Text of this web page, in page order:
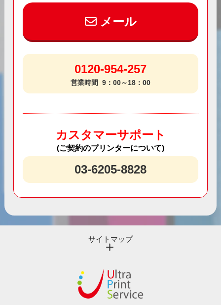
メール
0120-954-257
営業時間 9：00～18：00
カスタマーサポート
(ご契約のプリンターについて)
03-6205-8828
サイトマップ